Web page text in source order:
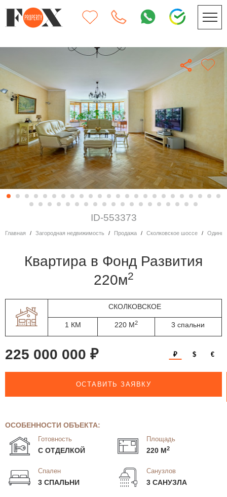
ID-553373
Главная Загородная недвижимость Продажа Сколковское шоссе
квартира в Фонд Развития
220м2
СКОЛКОВСКОЕ
1 КМ 220 М2 3 спальни
225 000 000 ₽ ₽ $ €
ОСТАВИТЬ ЗАЯВКУ
ОСОБЕННОСТИ ОБЪЕКТА:
Готовность
С ОТДЕЛКОЙ
Площадь
220 М2
Спален
3 СПАЛЬНИ
Санузлов
3 САНУЗЛА